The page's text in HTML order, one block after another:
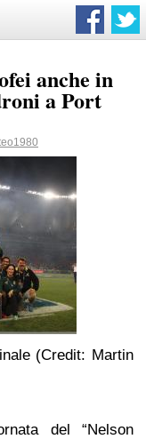
anche in
a Port
(Credit: Martin
del “Nelson